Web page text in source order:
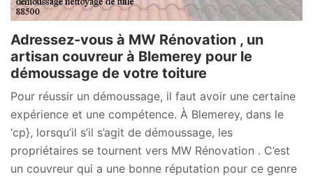
Adressez-vous à MW Rénovation , un
artisan couvreur à Blemerey pour le
démoussage de votre toiture
Pour réussir un démoussage, il faut avoir une certaine
expérience et une compétence. À Blemerey, dans le
‘cp}, lorsqu’il s’il s’agit de démoussage, les
propriétaires se tournent vers MW Rénovation . C’est
un couvreur qui a une bonne réputation pour ce genre